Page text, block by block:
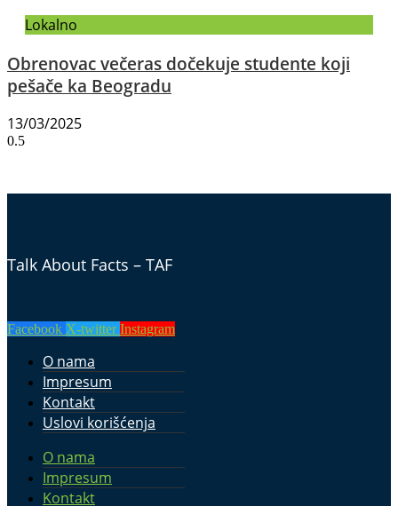
Lokalno
Obrenovac večeras dočekuje studente koji
pešače ka Beogradu
13/03/2025
Talk About Facts – TAF
Facebook X-twitter Instagram
O nama
Impresum
Kontakt
Uslovi korišćenja
O nama
Impresum
Kontakt